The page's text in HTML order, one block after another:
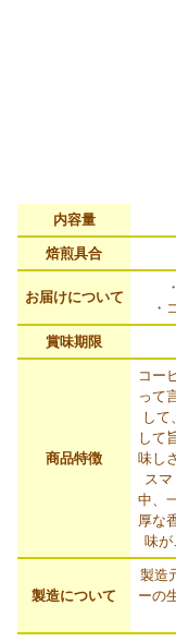
内容量
焙煎具合
お届けについて
・
賞味期限
商品特徴
コー
って
して
して
味し
ス
中、
厚な
味が
製造について
製造
ーの